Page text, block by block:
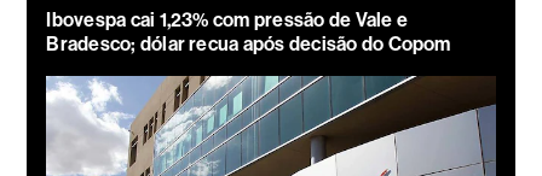
Ibovespa cai 1,23% com pressão de Vale e
Bradesco; dólar recua após decisão do Copom